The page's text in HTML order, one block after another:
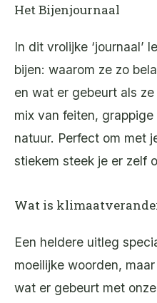
Het Bijenjournaal
In dit vrolijke ‘journaal’
bijen: waarom ze zo
en wat er gebeurt als
mix van feiten,
natuur. Perfect om met
stiekem steek je er zelf
Wat is
Een heldere uitleg
moeilijke woorden,
wat er gebeurt met